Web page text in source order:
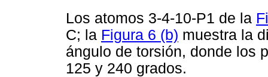
Los atomos 3-4-10-P1 de la
C; la Figura 6 (b) muestra la
ángulo de torsión, donde los
125 y 240 grados.